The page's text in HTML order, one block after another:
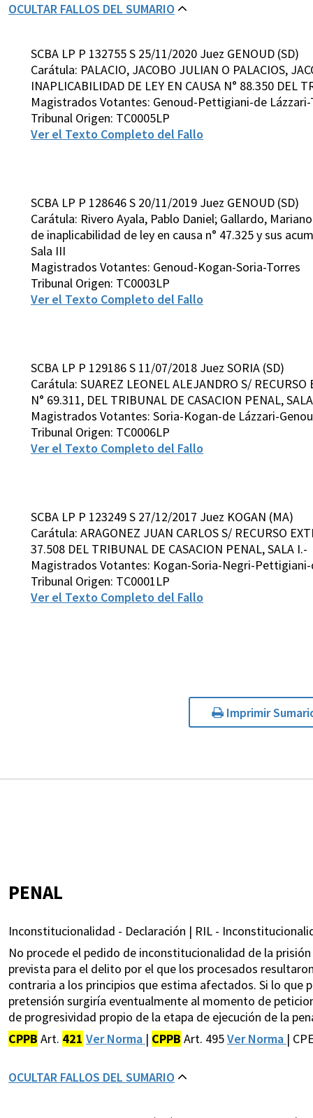
OCULTAR FALLOS DEL SUMARIO
SCBA LP P 132755 S 25/11/2020 Juez GENOUD (SD)
Carátula: PALACIO, JACOBO JULIAN O PALACIOS,
INAPLICABILIDAD DE LEY EN CAUSA N° 88.350 DEL
Magistrados Votantes: Genoud-Pettigiani-de
Tribunal Origen: TC0005LP
Ver el Texto Completo del Fallo
SCBA LP P 128646 S 20/11/2019 Juez GENOUD (SD)
Carátula: Rivero Ayala, Pablo Daniel; Gallardo,
de inaplicabilidad de ley en causa n° 47.325 y sus
Sala III
Magistrados Votantes: Genoud-Kogan-Soria-Torres
Tribunal Origen: TC0003LP
Ver el Texto Completo del Fallo
SCBA LP P 129186 S 11/07/2018 Juez SORIA (SD)
Carátula: SUAREZ LEONEL ALEJANDRO S/
N° 69.311, DEL TRIBUNAL DE CASACION PENAL,
Magistrados Votantes: Soria-Kogan-de Lázzari-
Tribunal Origen: TC0006LP
Ver el Texto Completo del Fallo
SCBA LP P 123249 S 27/12/2017 Juez KOGAN (MA)
Carátula: ARAGONEZ JUAN CARLOS S/ RECURSO
37.508 DEL TRIBUNAL DE CASACION PENAL, SALA I.-
Magistrados Votantes: Kogan-Soria-Negri-
Tribunal Origen: TC0001LP
Ver el Texto Completo del Fallo
Imprimir
PENAL
Inconstitucionalidad - Declaración | RIL -
No procede el pedido de inconstitucionalidad de la
prevista para el delito por el que los procesados
contraria a los principios que estima afectados. Si lo
pretensión surgiría eventualmente al momento de
de progresividad propio de la etapa de ejecución de la
CPPB Art. 421 Ver Norma | CPPB Art. 495Ver Norma |
OCULTAR FALLOS DEL SUMARIO